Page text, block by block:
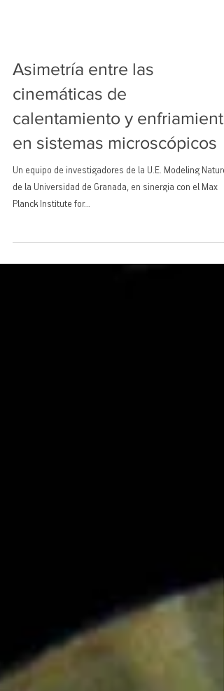
Asimetría entre las
cinemáticas de
calentamiento y enfriamiento
en sistemas microscópicos
Un equipo de investigadores de la U.E. Modeling Nature
de la Universidad de Granada, en sinergia con el Max